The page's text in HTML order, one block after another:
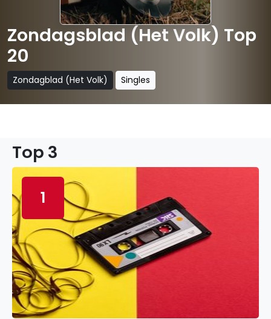
Zondagsblad (Het Volk) Top
20
Zondagblad (Het Volk) Singles
Top 3
1